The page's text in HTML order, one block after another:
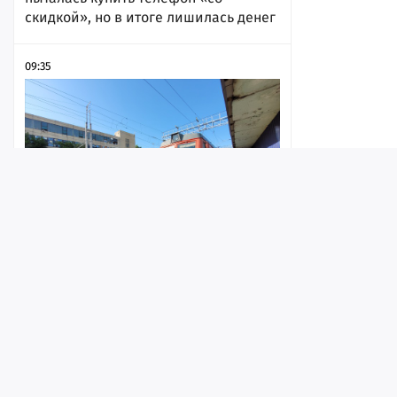
скидкой», но в итоге лишилась денег
09:35